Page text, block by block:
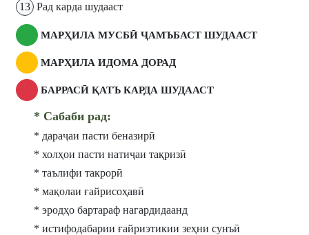
13 Рад карда шудааст
МАРҲИЛА МУСБӢ ҶАМЪБАСТ ШУДААСТ
МАРҲИЛА ИДОМА ДОРАД
БАРРАСӢ ҚАТЪ КАРДА ШУДААСТ
* Сабаби рад:
* дараҷаи пасти беназирӣ
* холҳои пасти натиҷаи тақризӣ
* таълифи такрорӣ
* мақолаи ғайрисоҳавӣ
* эродҳо бартараф нагардидаанд
* истифодабарии ғайриэтикии зеҳни сунъӣ